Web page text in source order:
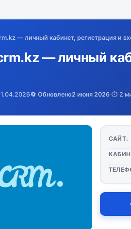
— личный кабинет, регистрация и
— личный
🔄 Обновлено2 июня 2026·⏱️ 2
САЙТ: